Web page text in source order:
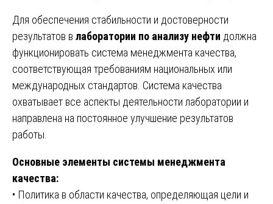
Для обеспечения стабильности и достоверности
результатов в лаборатории по анализу нефти должна
функционировать система менеджмента качества,
соответствующая требованиям национальных или
международных стандартов. Система качества
охватывает все аспекты деятельности лаборатории и
направлена на постоянное улучшение результатов
работы.
Основные элементы системы менеджмента
качества:
• Политика в области качества, определяющая цели и